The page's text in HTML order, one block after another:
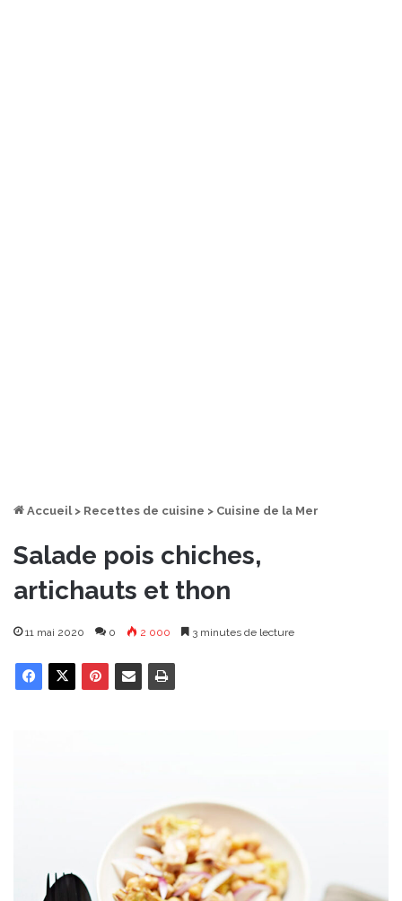
Accueil > Recettes de cuisine > Cuisine de la Mer
Salade pois chiches,
artichauts et thon
11 mai 2020 0 2 000 3 minutes de lecture